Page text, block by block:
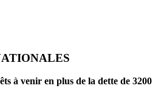
à venir en plus de la dette de 3200